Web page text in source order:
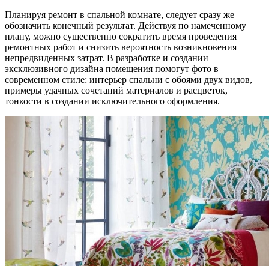
Планируя ремонт в спальной комнате, следует сразу же
обозначить конечный результат. Действуя по намеченному
плану, можно существенно сократить время проведения
ремонтных работ и снизить вероятность возникновения
непредвиденных затрат. В разработке и создании
эксклюзивного дизайна помещения помогут фото в
современном стиле: интерьер спальни с обоями двух видов,
примеры удачных сочетаний материалов и расцветок,
тонкости в создании исключительного оформления.